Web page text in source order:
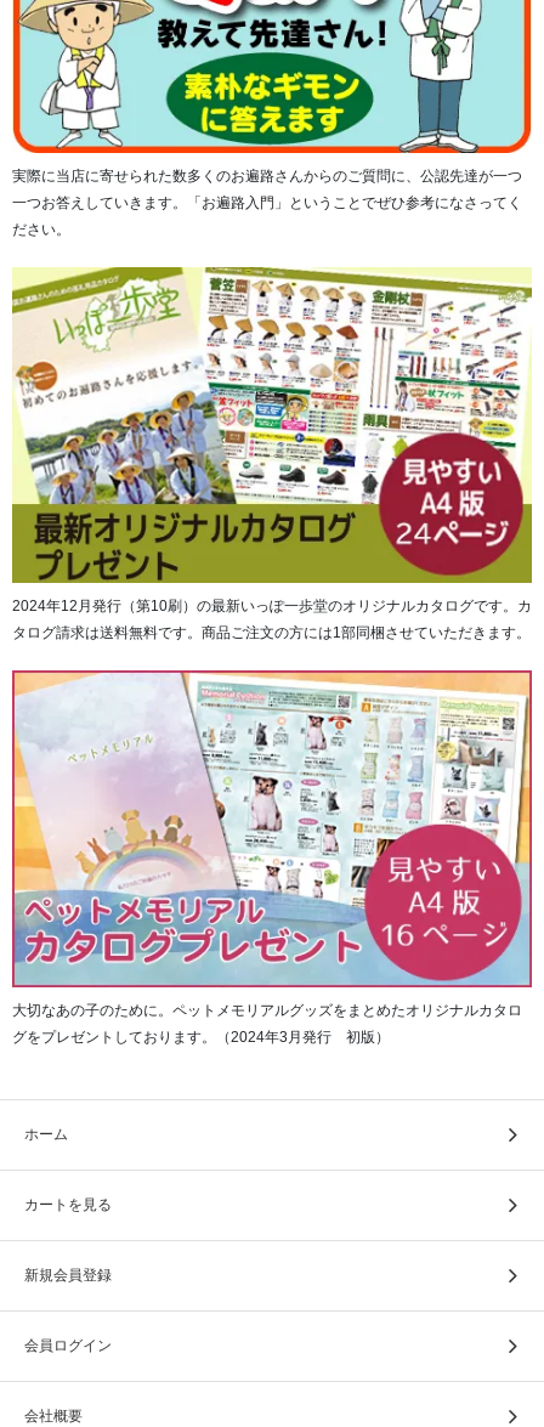
足幅「E」「2E」「3E」「4E」「F」の4種類からお選びい
ただけます。
※歩き遍路に使用される場合は、「3E」「4E」「F」がオ
ススメです。
■「ODスペシャル 3」の特徴
１）フィッティング強化とウィズ対応の拡大(Eウィズの追
加)
フィッティングを特に強化。足型の変化に対応し、Eウィズ
を追加。
⇒アッパーパターンの見直しと踵の周りの形状見直し/女性
・かかとの厚みや履き口のスポンジ量等を見直すことで、
の空間を減少させて、フィット感向上
る設計
実際に当店に寄せられた数多くのお遍路さんからのご質問に、公認先達が一つ
一つお答えしていきます。「お遍路入門」ということでぜひ参考になさってく
ださい。
2024年12月発行（第10刷）の最新いっぽ一歩堂のオリジナルカタログです。カ
タログ請求は送料無料です。商品ご注文の方には1部同梱させていただきます。
大切なあの子のために。ペットメモリアルグッズをまとめたオリジナルカタロ
グをプレゼントしております。（2024年3月発行 初版）
ホーム
カートを見る
新規会員登録
会員ログイン
会社概要